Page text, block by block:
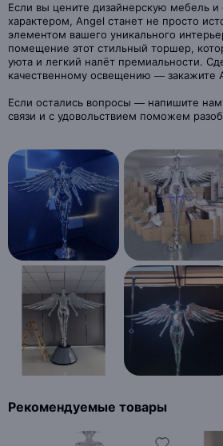
Если вы цените дизайнерскую мебель и
характером, Angel станет не просто
элементом вашего уникального
помещение этот стильный торшер,
уюта и легкий налёт премиальности.
качественному освещению — закажите
Если остались вопросы — напишите
связи и с удовольствием поможем
Рекомендуемые товары